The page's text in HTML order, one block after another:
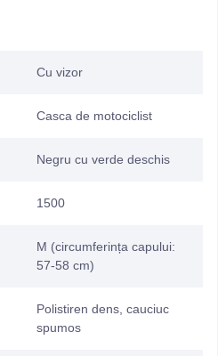
Cu vizor
Casca de motociclist
Negru cu verde deschis
1500
M (circumferința capului:
57-58 cm)
Polistiren dens, cauciuc
spumos